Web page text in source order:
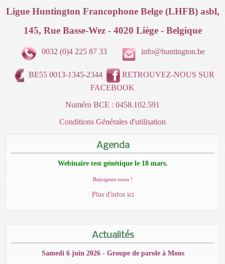
Ligue Huntington Francophone Belge (LHFB) asbl,
145, Rue Basse-Wez - 4020 Liège - Belgique
0032 (0)4 225 87 33 info@huntington.be
BE55 0013-1345-2344
RETROUVEZ-NOUS SUR
FACEBOOK
Numéro BCE : 0458.102.591
Conditions Générales d'utilisation
Agenda
Webinaire test génétique le 18 mars.
Rejoignez-nous !
Plus d'infos ici
Actualités
Samedi 6 juin 2026 - Groupe de parole à Mons